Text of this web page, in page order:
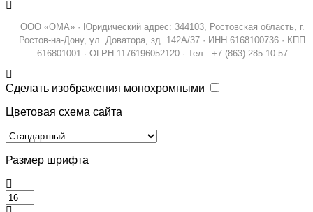
ООО «ОМА» · Юридический адрес: 344103, Ростовская область, г.
Ростов-на-Дону, ул. Доватора, зд. 142А/37 · ИНН 6168100736 · КПП
616801001 · ОГРН 1176196052120 · Тел.: +7 (863) 285-10-57
Сделать изображения монохромными
Цветовая схема сайта
Размер шрифта